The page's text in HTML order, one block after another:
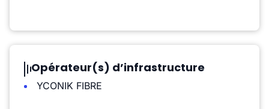
Opérateur(s) d’infrastructure
YCONIK FIBRE